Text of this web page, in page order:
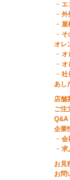
エ
外
屋
そ
オレ
オ
オ
社
あし
店舗
ご注
Q&A
企業
会
求
お見
お問